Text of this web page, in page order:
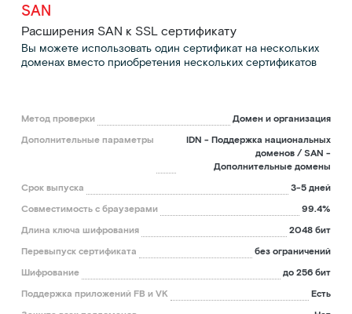
SAN
Расширения SAN к SSL сертификату
Вы можете использовать один сертификат на нескольких
доменах вместо приобретения нескольких сертификатов
Метод проверки
Домен и организация
Дополнительные параметры
IDN - Поддержка национальных
доменов / SAN -
Дополнительные домены
Срок выпуска
3-5 дней
Совместимость с браузерами
99.4%
Длина ключа шифрования
2048 бит
Перевыпуск сертификата
без ограничений
Шифрование
до 256 бит
Поддержка приложений FB и VK
Есть